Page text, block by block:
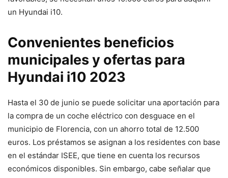
un Hyundai i10.
Convenientes beneficios
municipales y ofertas para
Hyundai i10 2023
Hasta el 30 de junio se puede solicitar una aportación para
la compra de un coche eléctrico con desguace en el
municipio de Florencia, con un ahorro total de 12.500
euros. Los préstamos se asignan a los residentes con base
en el estándar ISEE, que tiene en cuenta los recursos
económicos disponibles. Sin embargo, cabe señalar que